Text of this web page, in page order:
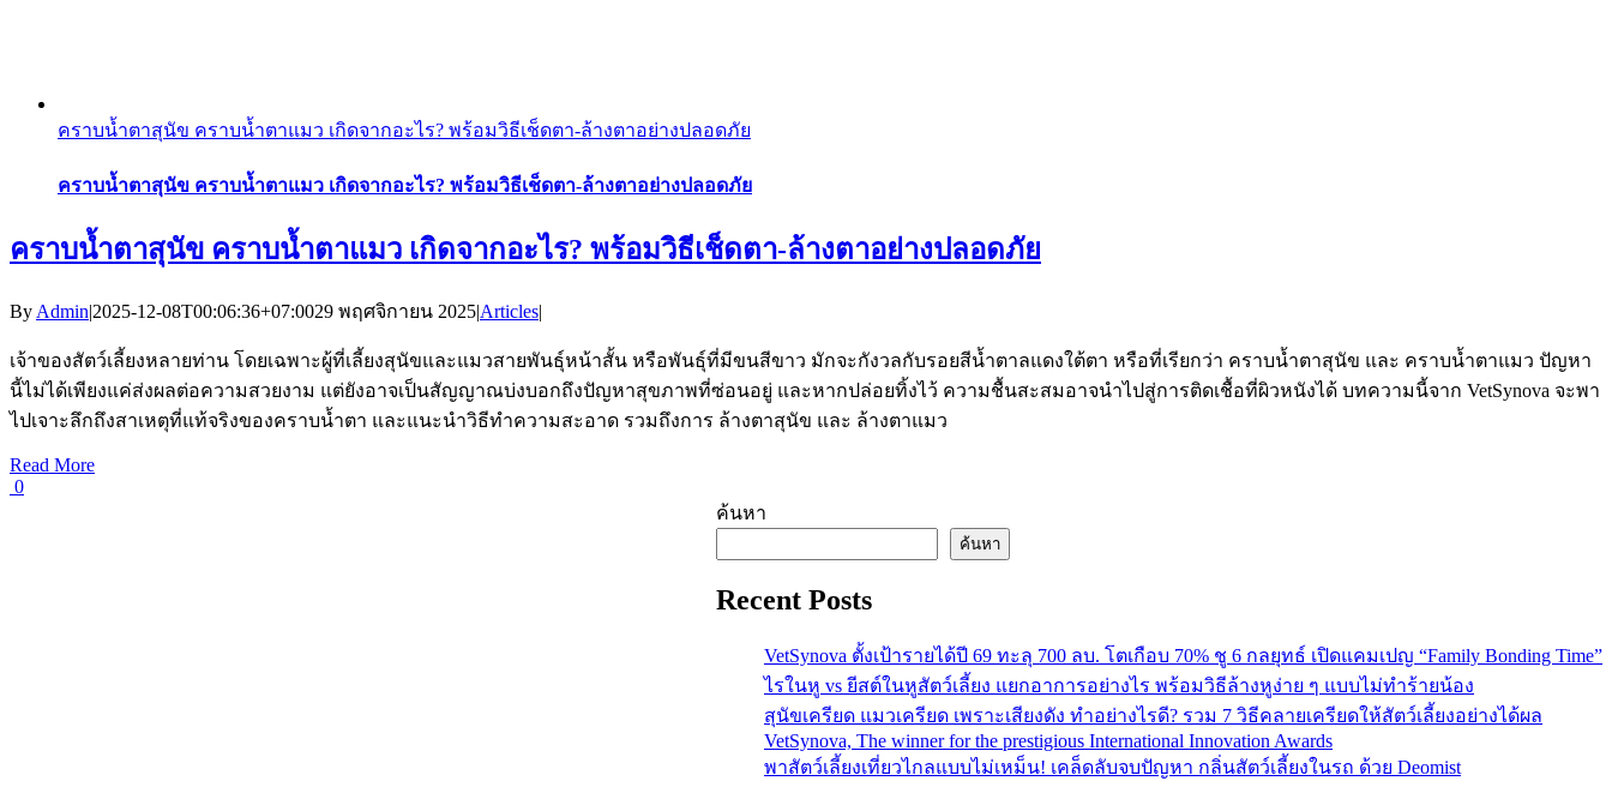
คราบน้ำตาสุนัข คราบน้ำตาแมว เกิดจากอะไร? พร้อมวิธีเช็ดตา-ล้างตาอย่างปลอดภัย
คราบน้ำตาสุนัข คราบน้ำตาแมว เกิดจากอะไร? พร้อมวิธีเช็ดตา-ล้างตาอย่างปลอดภัย
คราบน้ำตาสุนัข คราบน้ำตาแมว เกิดจากอะไร? พร้อมวิธีเช็ดตา-ล้างตาอย่างปลอดภัย
By Admin|2025-12-08T00:06:36+07:0029 พฤศจิกายน 2025|Articles|
เจ้าของสัตว์เลี้ยงหลายท่าน โดยเฉพาะผู้ที่เลี้ยงสุนัขและแมวสายพันธุ์หน้าสั้น หรือพันธุ์ที่มีขนสีขาว มักจะกังวลกับรอยสีน้ำตาลแดงใต้ตา หรือที่เรียกว่า คราบน้ำตาสุนัข และ คราบน้ำตาแมว ปัญหา
นี้ไม่ได้เพียงแค่ส่งผลต่อความสวยงาม แต่ยังอาจเป็นสัญญาณบ่งบอกถึงปัญหาสุขภาพที่ซ่อนอยู่ และหากปล่อยทิ้งไว้ ความชื้นสะสมอาจนำไปสู่การติดเชื้อที่ผิวหนังได้ บทความนี้จาก VetSynova จะพา
ไปเจาะลึกถึงสาเหตุที่แท้จริงของคราบน้ำตา และแนะนำวิธีทำความสะอาด รวมถึงการ ล้างตาสุนัข และ ล้างตาแมว
Read More
0
ค้นหา
ค้นหา
Recent Posts
VetSynova ตั้งเป้ารายได้ปี 69 ทะลุ 700 ลบ. โตเกือบ 70% ชู 6 กลยุทธ์ เปิดแคมเปญ “Family Bonding Time”
ไรในหู vs ยีสต์ในหูสัตว์เลี้ยง แยกอาการอย่างไร พร้อมวิธีล้างหูง่าย ๆ แบบไม่ทำร้ายน้อง
สุนัขเครียด แมวเครียด เพราะเสียงดัง ทำอย่างไรดี? รวม 7 วิธีคลายเครียดให้สัตว์เลี้ยงอย่างได้ผล
VetSynova, The winner for the prestigious International Innovation Awards
พาสัตว์เลี้ยงเที่ยวไกลแบบไม่เหม็น! เคล็ดลับจบปัญหา กลิ่นสัตว์เลี้ยงในรถ ด้วย Deomist